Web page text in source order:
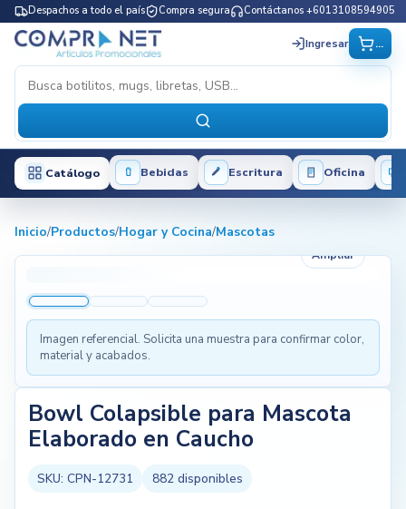
Despachos a todo el país Compra segura Contáctanos +6013108594905
Ingresar ...
Catálogo Bebidas Escritura Oficina
Inicio/Productos/Hogar y Cocina/Mascotas
Ampliar
Imagen referencial. Solicita una muestra para confirmar color,
material y acabados.
Bowl Colapsible para Mascota
Elaborado en Caucho
SKU: CPN-12731 882disponibles